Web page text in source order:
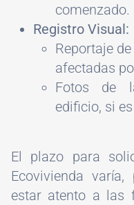
comenzado.
Registro Visual:
Reportaje
afectadas
Fotos de
edificio, si
El plazo para
Ecovivienda
estar atento a las